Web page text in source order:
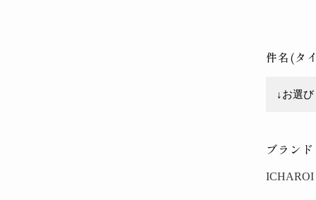
件名(タ
ブランド
ICHAROI